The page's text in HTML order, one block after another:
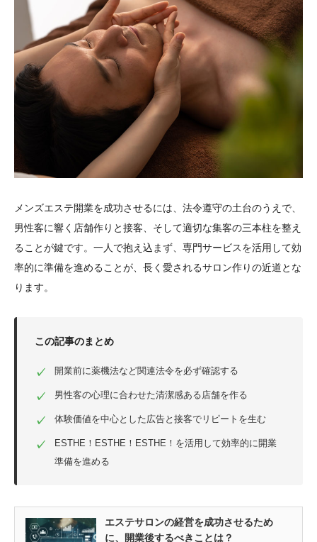
メンズエステ開業を成功させるには、法令遵守の土台のうえで、
男性客に響く店舗作りと接客、そして適切な集客の三本柱を整え
ることが鍵です。一人で抱え込まず、専門サービスを活用して効
率的に準備を進めることが、長く愛されるサロン作りの近道とな
ります。
この記事のまとめ
✓ 開業前に薬機法など関連法令を必ず確認する
✓ 男性客の心理に合わせた清潔感ある店舗を作る
✓ 体験価値を中心とした広告と接客でリピートを生む
✓
ESTHE！ESTHE！ESTHE！を活用して効率的に開業
準備を進める
エステサロンの経営を成功させるため
に、開業後するべきことは？